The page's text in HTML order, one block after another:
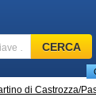
sciistico,
Parole
CERCA
di Castrozza/